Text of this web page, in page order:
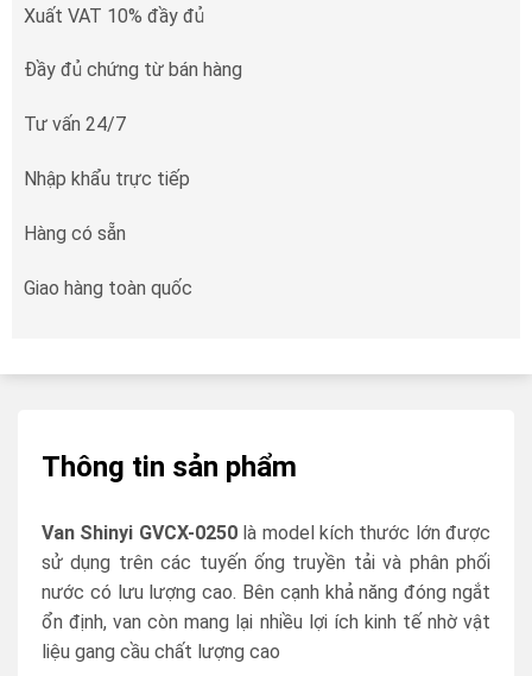
Xuất VAT 10% đầy đủ
Đầy đủ chứng từ bán hàng
Tư vấn 24/7
Nhập khẩu trực tiếp
Hàng có sẵn
Giao hàng toàn quốc
Thông tin sản phẩm
Van Shinyi GVCX-0250là model kích thước lớn được
sử dụng trên các tuyến ống truyền tải và phân phối
nước có lưu lượng cao. Bên cạnh khả năng đóng ngắt
ổn định, van còn mang lại nhiều lợi ích kinh tế nhờ vật
liệu gang cầu chất lượng cao